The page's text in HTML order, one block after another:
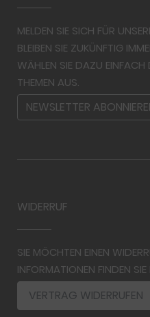
MELDEN SIE SICH FÜR
BLEIBEN SIE ZUKÜNFTIG
WÄHLEN SIE DAZU EINFACH
THEMEN AUS.
NEWSLETTER
WIDERRUF
SIE MÖCHTEN EINEN
INFORMATIONEN FINDEN SIE
VERTRAG WIDERRUFEN